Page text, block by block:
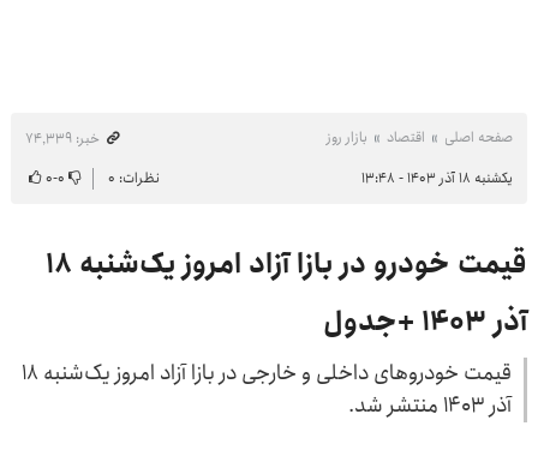
صفحه اصلی اقتصاد بازار روز
خبر: ۷۴٬۳۳۹
یکشنبه ۱۸ آذر ۱۴۰۳ - ۱۳:۴۸
نظرات: ۰ ۰-۰
قیمت خودرو در بازا آزاد امروز یک‌شنبه ۱۸
آذر ۱۴۰۳ +جدول
قیمت خودروهای داخلی و خارجی در بازا آزاد امروز یک‌شنبه ۱۸
آذر ۱۴۰۳ منتشر شد.